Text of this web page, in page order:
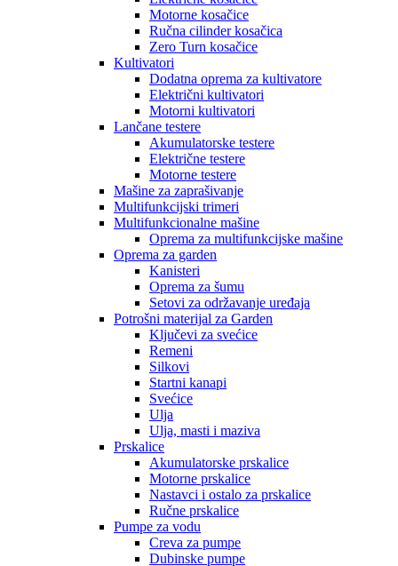
Motorne kosačice
Ručna cilinder kosačica
Zero Turn kosačice
Kultivatori
Dodatna oprema za kultivatore
Električni kultivatori
Motorni kultivatori
Lančane testere
Akumulatorske testere
Električne testere
Motorne testere
Mašine za zaprašivanje
Multifunkcijski trimeri
Multifunkcionalne mašine
Oprema za multifunkcijske mašine
Oprema za garden
Kanisteri
Oprema za šumu
Setovi za održavanje uređaja
Potrošni materijal za Garden
Ključevi za svećice
Remeni
Silkovi
Startni kanapi
Svećice
Ulja
Ulja, masti i maziva
Prskalice
Akumulatorske prskalice
Motorne prskalice
Nastavci i ostalo za prskalice
Ručne prskalice
Pumpe za vodu
Creva za pumpe
Dubinske pumpe